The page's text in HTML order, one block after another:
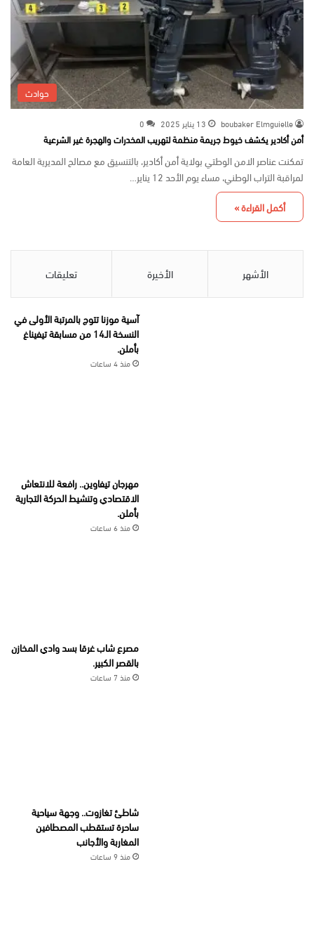
حوادث
boubaker Elmguielle 13 يناير 2025 0
أمن أكادير يكشف خيوط جريمة منظمة لتهريب المخدرات والهجرة غير الشرعية
تمكنت عناصر الامن الوطتي بولاية أمن أكادير، بالتنسيق مع مصالح المديرية العامة
لمراقبة التراب الوطني، مساء يوم الأحد 12 يناير…
أكمل القراءة »
الأشهر الأخيرة تعليقات
آسية موزنا تتوج بالمرتبة الأولى في
النسخة الـ14 من مسابقة تيفيناغ
بأملن.
منذ 4 ساعات
مهرجان تيفاوين.. رافعة للانتعاش
الاقتصادي وتنشيط الحركة التجارية
بأملن.
منذ 6 ساعات
مصرع شاب غرقا بسد وادي المخازن
بالقصر الكبير.
منذ 7 ساعات
شاطئ تغازوت.. وجهة سياحية
ساحرة تستقطب المصطافين
المغاربة والأجانب
منذ 9 ساعات